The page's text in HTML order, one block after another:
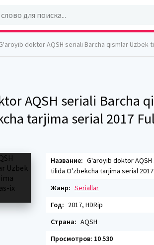
doktor AQSH seriali Barcha qismlar Uzbek tilida O'zbekcha
AQSH seriali Barcha
tarjima serial 2017
Название: G'aroyib doktor
tilida O'zbekcha tarjima serial
Жанр: Seriallar
Год: 2017, HDRip
Страна: AQSH
Просмотров: 10 530